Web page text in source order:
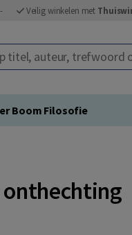
Veilig winkelen met
auteur, trefwoord of
Boom Filosofie